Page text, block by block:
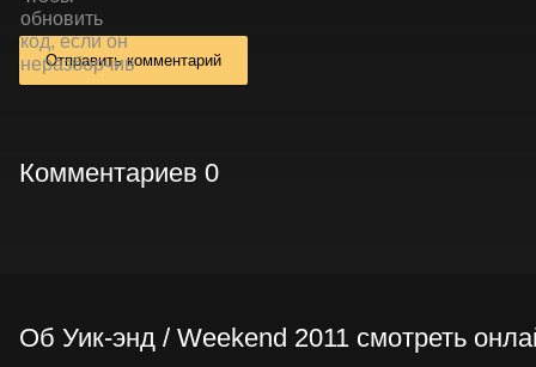
Отправить комментарий
Комментариев 0
Об Уик-энд / Weekend 2011 смотреть